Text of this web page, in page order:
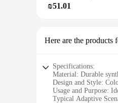
**Versatile and
₪51.01
Here are the products
Specifications:
Material: Durable
Design and Style:
Usage and Purpose:
Typical Adaptive